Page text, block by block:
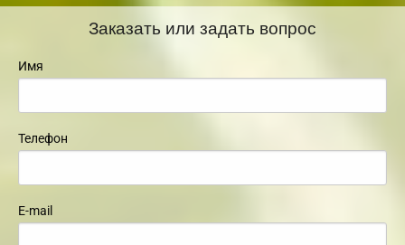
Заказать или задать вопрос
Имя
Телефон
E-mail